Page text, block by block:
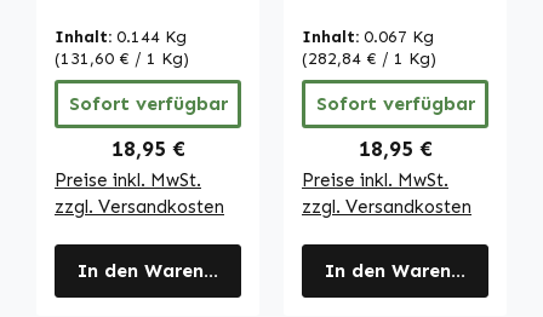
schwefelhaltige
Fettsäure |
Warnke
Vitalstoffe
Inhalt: 0.144 Kg
(131,60 € / 1 Kg)
Sofort verfügbar
Regulärer Preis:
18,95 €
Preise inkl. MwSt.
zzgl. Versandkosten
In den Warenkorb
vegan | Warnke
Vitalstoffe
Inhalt: 0.067 Kg
(282,84 € / 1 Kg)
Sofort verfügbar
Regulärer Preis:
18,95 €
Preise inkl. MwSt.
zzgl. Versandkosten
In den Warenkorb